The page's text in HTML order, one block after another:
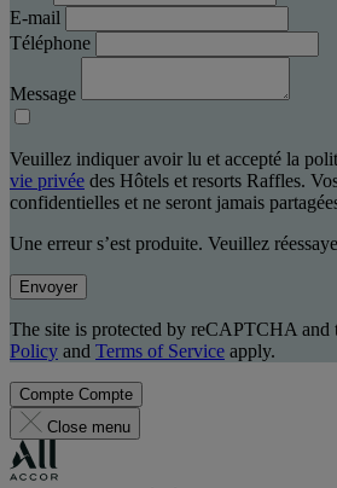
E-mail
Téléphone
Message
Veuillez indiquer avoir lu et accepté la
vie privée des Hôtels et resorts Raffles.
confidentielles et ne seront jamais
Une erreur s’est produite. Veuillez
Envoyer
The site is protected by reCAPTCHA and
Policy and Terms of Service apply.
Compte Compte
Close menu